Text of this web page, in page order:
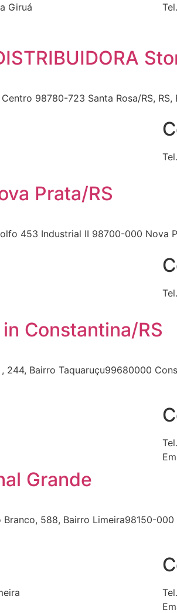
Giruá
98780-723 Santa Rosa/RS,
Prata/RS
453 Industrial II 98700-000 Nova
Constantina/RS
244, Bairro Taquaruçu99680000
Grande
Branco, 588, Bairro Limeira98150-